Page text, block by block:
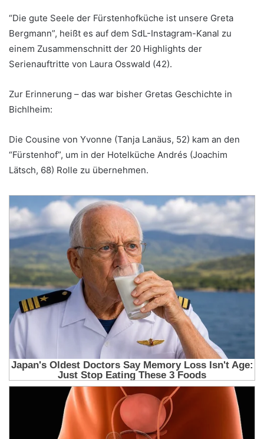
“Die gute Seele der Fürstenhofküche ist unsere Greta
Bergmann”, heißt es auf dem SdL-Instagram-Kanal zu
einem Zusammenschnitt der 20 Highlights der
Serienauftritte von Laura Osswald (42).
Zur Erinnerung – das war bisher Gretas Geschichte in
Bichlheim:
Die Cousine von Yvonne (Tanja Lanäus, 52) kam an den
“Fürstenhof”, um in der Hotelküche Andrés (Joachim
Lätsch, 68) Rolle zu übernehmen.